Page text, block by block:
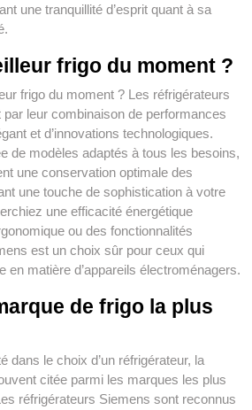
une tranquillité d’esprit quant à sa
frigo du moment ?
frigo du moment ? Les réfrigérateurs
leur combinaison de performances
et d’innovations technologiques.
de modèles adaptés à tous les besoins,
une conservation optimale des
une touche de sophistication à votre
une efficacité énergétique
ou des fonctionnalités
est un choix sûr pour ceux qui
en matière d’appareils électroménagers.
de frigo la plus
dans le choix d’un réfrigérateur, la
citée parmi les marques les plus
réfrigérateurs Siemens sont reconnus